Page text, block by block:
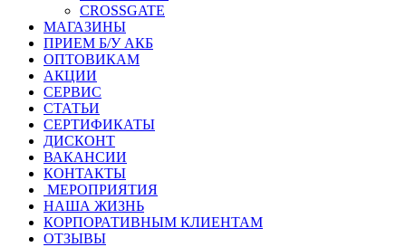
CROSSGATE
МАГАЗИНЫ
ПРИЕМ Б/У АКБ
ОПТОВИКАМ
АКЦИИ
СЕРВИС
СТАТЬИ
СЕРТИФИКАТЫ
ДИСКОНТ
ВАКАНСИИ
КОНТАКТЫ
МЕРОПРИЯТИЯ
НАША ЖИЗНЬ
КОРПОРАТИВНЫМ КЛИЕНТАМ
ОТЗЫВЫ